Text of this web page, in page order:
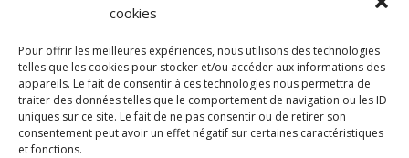
cookies
Pour offrir les meilleures expériences, nous utilisons des technologies
telles que les cookies pour stocker et/ou accéder aux informations des
appareils. Le fait de consentir à ces technologies nous permettra de
traiter des données telles que le comportement de navigation ou les ID
uniques sur ce site. Le fait de ne pas consentir ou de retirer son
consentement peut avoir un effet négatif sur certaines caractéristiques
et fonctions.